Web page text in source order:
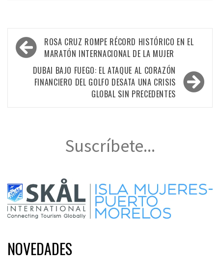
Navegación
de
entradas
ROSA CRUZ ROMPE RÉCORD HISTÓRICO EN EL
MARATÓN INTERNACIONAL DE LA MUJER
DUBAI BAJO FUEGO: EL ATAQUE AL CORAZÓN
FINANCIERO DEL GOLFO DESATA UNA CRISIS
GLOBAL SIN PRECEDENTES
Suscríbete...
NOVEDADES